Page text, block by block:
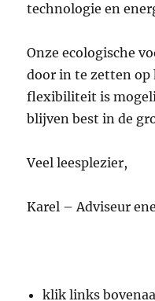
technologie en
Onze ecologische
door in te zetten op
flexibiliteit is
blijven best in de
Veel leesplezier,
Karel – Adviseur
klik links